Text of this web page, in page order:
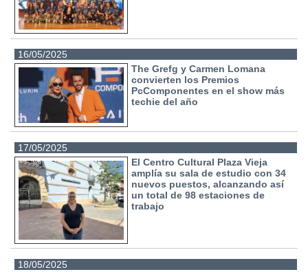
16/05/2025
The Grefg y Carmen Lomana
convierten los Premios
PcComponentes en el show más
techie del año
17/05/2025
El Centro Cultural Plaza Vieja
amplía su sala de estudio con 34
nuevos puestos, alcanzando así
un total de 98 estaciones de
trabajo
18/05/2025